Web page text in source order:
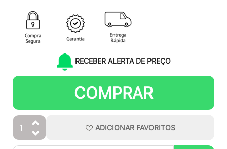
RECEBER ALERTA DE PREÇO
COMPRAR
ADICIONAR FAVORITOS